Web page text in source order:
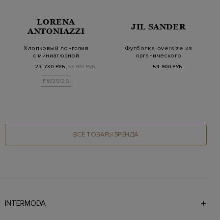
LORENA
ANTONIAZZI
Хлопковый лонгслив
с миниатюрной
кристаллов
23 730 РУБ. 33 900 РУБ.
FW25/26
JIL SANDER
Футболка-oversize из
органического
54 900 РУБ.
ВСЕ ТОВАРЫ БРЕНДА
INTERMODA